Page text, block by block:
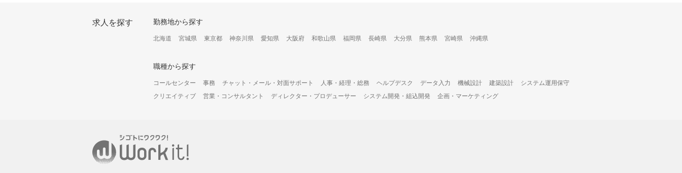
求人を探す 勤務地から探す
北海道 宮城県 東京都 神奈川県 愛知県 大阪府 和歌山県 福岡県 長崎県 大分県 熊本県 宮崎県 沖縄県
職種から探す
コールセンター 事務 チャット・メール・対面サポート 人事・経理・総務 ヘルプデスク データ入力 機械設計 建築設計
システム運用保守
クリエイティブ
営業・コンサルタント ディレクター・プロデューサー システム開発・組込開発 企画・マーケティング